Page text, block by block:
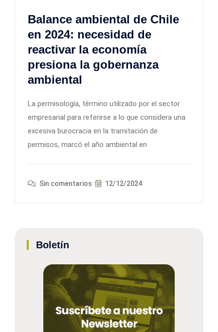
Balance ambiental de Chile
en 2024: necesidad de
reactivar la economía
presiona la gobernanza
ambiental
La permisología, término utilizado por el sector
empresarial para referirse a lo que considera una
excesiva burocracia en la tramitación de
permisos, marcó el año ambiental en
Sin comentarios 12/12/2024
Boletín